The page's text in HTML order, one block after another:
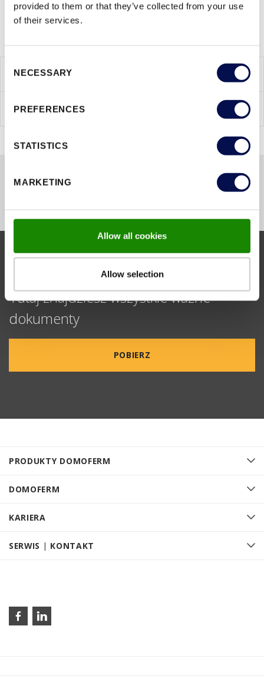
provided to them or that they’ve collected from your use
of their services.
Selection
NECESSARY
PREFERENCES
STATISTICS
MARKETING
Allow all cookies
Allow selection
CECHY PRODUKTU
SZYBY
PRODUKTY DOMOFERM
DOMOFERM
KARIERA
SERWIS | KONTAKT
Tutaj znajdziesz wszystkie ważne
dokumenty
POBIERZ